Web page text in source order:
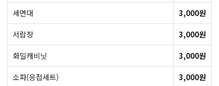
세면대
3,000원
서랍장
3,000원
화일캐비닛
3,000원
소파(응접세트)
3,000원